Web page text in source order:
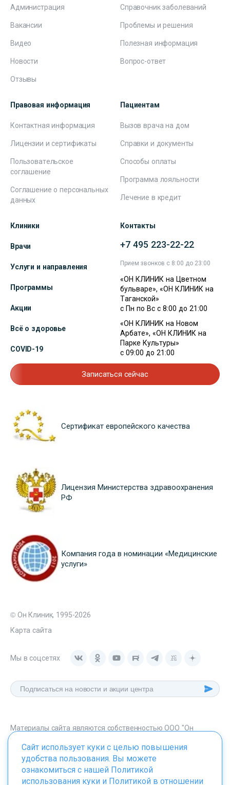
Администрация
Вакансии
Видео
Новости
Отзывы
Справочник заболеваний
Проблемы и решения
Полезная информация
Вопрос-ответ
Правовая информация
Контактная информация
Лицензии и сертификаты
Пользовательское
соглашение
Соглашение о персональных
данных
Пациентам
Вызов врача на дом
Справки и документы
Способы оплаты
Программа лояльности
Лечение в кредит
Клиники
Врачи
Услуги и направления
Программы
Акции
Всё о здоровье
COVID-19
Контакты
+7 495 223-22-22
Прием звонков с 8:00 до 23:00
«ОН КЛИНИК на Цветном
бульваре», «ОН КЛИНИК на
Таганской»
с Пн по Вс с 8:00 до 21:00
«ОН КЛИНИК на Новом
Арбате», «ОН КЛИНИК на
Парке Культуры»
с 09:00 до 21:00
Записаться сейчас
Сертификат европейского качества
Лицензия Министерства здравоохранения
РФ
Компания года в номинации «Медицинские
услуги»
© Он Клиник, 1995-2026
Карта сайта
Мы в соцсетях
Материалы сайта являются собственностью ООО "Он
onclinic.ru запрещено в соответствии со статьей 1259 ГК. РФ.
Сайт использует куки с целью повышения
удобства пользования. Вы можете
ознакомиться с нашей Политикой
использования куки и Политикой в отношении